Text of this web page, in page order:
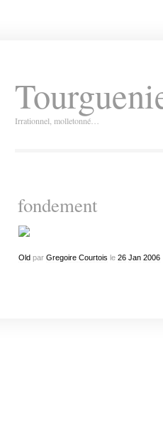
Irrationnel, molletonné…
fondement
Oldpar Gregoire Courtois le 26 Jan 2006